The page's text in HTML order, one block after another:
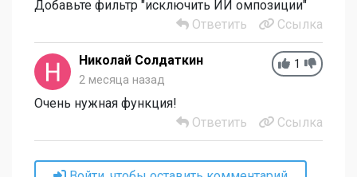
Добавьте фильтр "исключить ИИ омпозиции"
Ответить
Ссылка
1
Николай Солдаткин
2 месяца назад
Очень нужная функция!
Ответить
Ссылка